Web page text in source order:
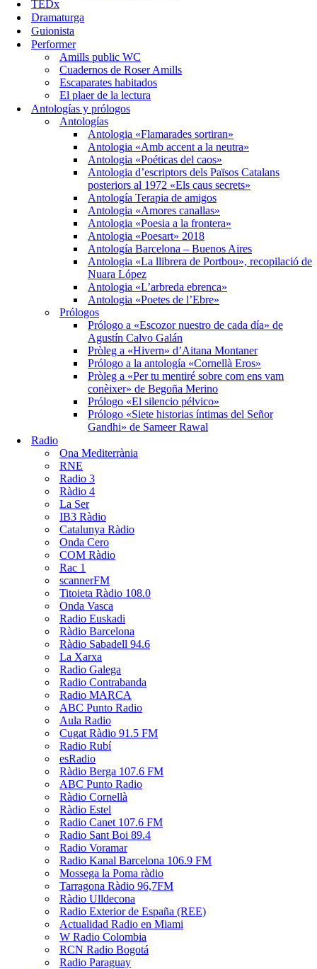
TEDx
Dramaturga
Guionista
Performer
Amills public WC
Cuadernos de Roser Amills
Escaparates habitados
El plaer de la lectura
Antologías y prólogos
Antologías
Antologia «Flamarades sortiran»
Antologia «Amb accent a la neutra»
Antologia «Poéticas del caos»
Antologia d’escriptors dels Països Catalans
posteriors al 1972 «Els caus secrets»
Antología Terapia de amigos
Antologia «Amores canallas»
Antologia «Poesia a la frontera»
Antologia «Poesart» 2018
Antología Barcelona – Buenos Aires
Antologia «La llibrera de Portbou», recopilació de
Nuara López
Antologia «L’arbreda ebrenca»
Antologia «Poetes de l’Ebre»
Prólogos
Prólogo a «Escozor nuestro de cada día» de
Agustín Calvo Galán
Pròleg a «Hivern» d’Aitana Montaner
Prólogo a la antología «Cornellà Eros»
Pròleg a «Per tu mentiré sobre com ens vam
conèixer» de Begoña Merino
Prólogo «El silencio pélvico»
Prólogo «Siete historias íntimas del Señor
Gandhi» de Sameer Rawal
Radio
Ona Mediterrània
RNE
Radio 3
Ràdio 4
La Ser
IB3 Ràdio
Catalunya Ràdio
Onda Cero
COM Ràdio
Rac 1
scannerFM
Titoieta Ràdio 108.0
Onda Vasca
Radio Euskadi
Ràdio Barcelona
Ràdio Sabadell 94.6
La Xarxa
Radio Galega
Radio Contrabanda
Radio MARCA
ABC Punto Radio
Aula Radio
Cugat Ràdio 91.5 FM
Radio Rubí
esRadio
Ràdio Berga 107.6 FM
ABC Punto Radio
Ràdio Cornellà
Ràdio Estel
Radio Canet 107.6 FM
Radio Sant Boi 89.4
Radio Voramar
Radio Kanal Barcelona 106.9 FM
Mossega la Poma ràdio
Tarragona Ràdio 96,7FM
Ràdio Ulldecona
Radio Exterior de España (REE)
Actualidad Radio en Miami
W Radio Colombia
RCN Radio Bogotá
Radio Paraguay